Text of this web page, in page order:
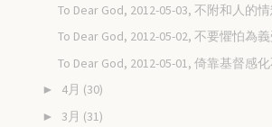
To Dear God, 2012-05-03, 不附和人的
To Dear God, 2012-05-02, 不要懼怕為
To Dear God, 2012-05-01, 倚靠基督感
► 4月 (30)
► 3月 (31)